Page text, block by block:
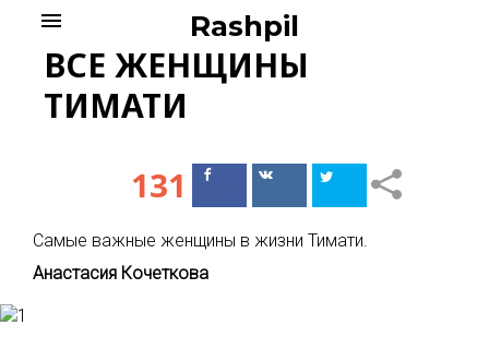
content
Rashpil
menu
ВСЕ ЖЕНЩИНЫ
ТИМАТИ
131
ПоделитьсяПоделиться
Самые важные женщины в жизни Тимати.
Анастасия Кочеткова